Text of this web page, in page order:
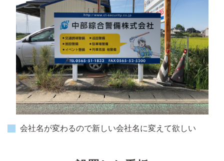
会社名が変わるので新しい会社名に変えて欲しい